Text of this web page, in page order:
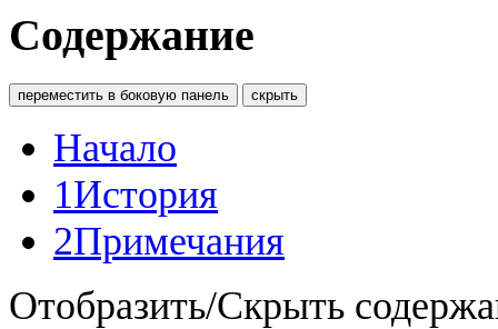
Содержание
переместить в боковую панель скрыть
Начало
1История
2Примечания
Отобразить/Скрыть